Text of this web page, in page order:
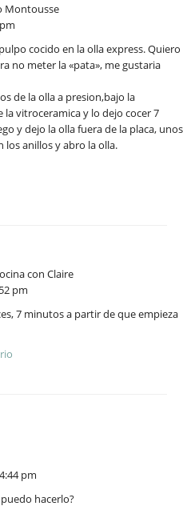
Montousse
cocido en la olla express. Quiero
no meter la «pata», me gustaria
de la olla a presion,bajo la
la vitroceramica y lo dejo cocer 7
y dejo la olla fuera de la placa, unos
los anillos y abro la olla.
con Claire
pm
7 minutos a partir de que empieza
pm
hacerlo?